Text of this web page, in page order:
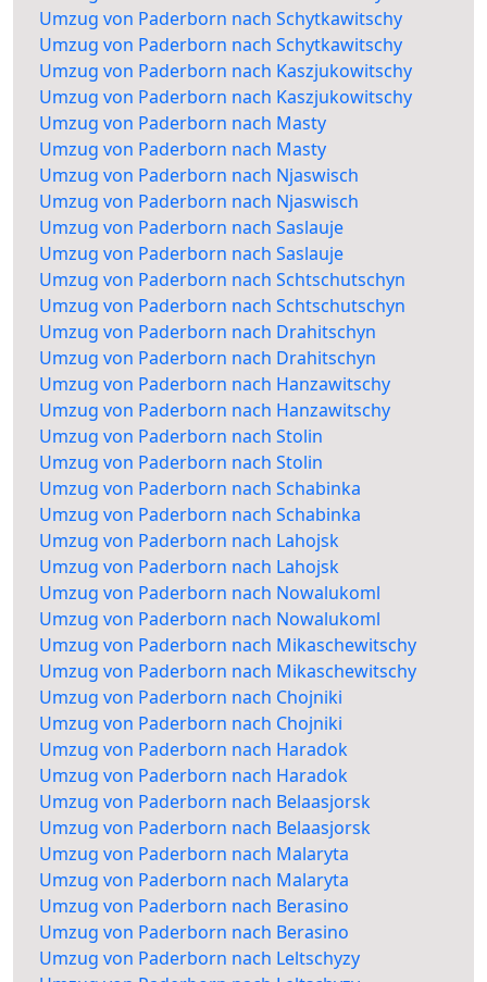
Umzug von Paderborn nach Schytkawitschy
Umzug von Paderborn nach Schytkawitschy
Umzug von Paderborn nach Kaszjukowitschy
Umzug von Paderborn nach Kaszjukowitschy
Umzug von Paderborn nach Masty
Umzug von Paderborn nach Masty
Umzug von Paderborn nach Njaswisch
Umzug von Paderborn nach Njaswisch
Umzug von Paderborn nach Saslauje
Umzug von Paderborn nach Saslauje
Umzug von Paderborn nach Schtschutschyn
Umzug von Paderborn nach Schtschutschyn
Umzug von Paderborn nach Drahitschyn
Umzug von Paderborn nach Drahitschyn
Umzug von Paderborn nach Hanzawitschy
Umzug von Paderborn nach Hanzawitschy
Umzug von Paderborn nach Stolin
Umzug von Paderborn nach Stolin
Umzug von Paderborn nach Schabinka
Umzug von Paderborn nach Schabinka
Umzug von Paderborn nach Lahojsk
Umzug von Paderborn nach Lahojsk
Umzug von Paderborn nach Nowalukoml
Umzug von Paderborn nach Nowalukoml
Umzug von Paderborn nach Mikaschewitschy
Umzug von Paderborn nach Mikaschewitschy
Umzug von Paderborn nach Chojniki
Umzug von Paderborn nach Chojniki
Umzug von Paderborn nach Haradok
Umzug von Paderborn nach Haradok
Umzug von Paderborn nach Belaasjorsk
Umzug von Paderborn nach Belaasjorsk
Umzug von Paderborn nach Malaryta
Umzug von Paderborn nach Malaryta
Umzug von Paderborn nach Berasino
Umzug von Paderborn nach Berasino
Umzug von Paderborn nach Leltschyzy